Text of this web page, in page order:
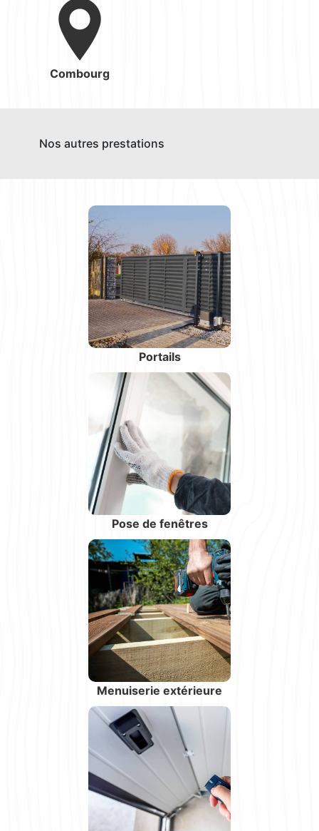
Combourg
Nos autres prestations
Portails
Pose de fenêtres
Menuiserie extérieure